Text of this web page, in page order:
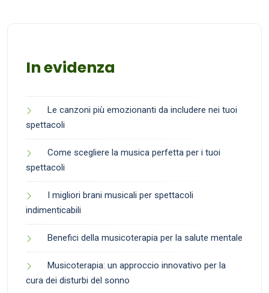
In evidenza
Le canzoni più emozionanti da includere nei tuoi
spettacoli
Come scegliere la musica perfetta per i tuoi
spettacoli
I migliori brani musicali per spettacoli
indimenticabili
Benefici della musicoterapia per la salute mentale
Musicoterapia: un approccio innovativo per la
cura dei disturbi del sonno